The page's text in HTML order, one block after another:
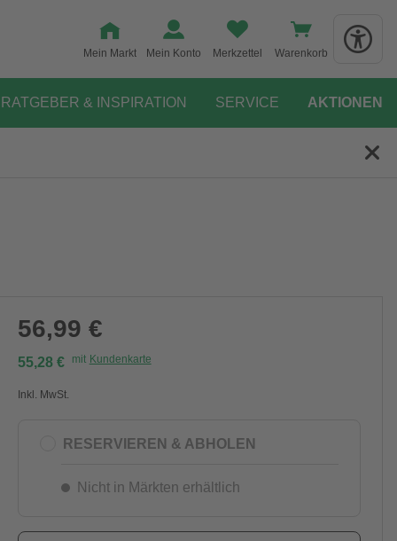
Mein Markt Mein Konto Merkzettel Warenkorb
RATGEBER & INSPIRATION SERVICE AKTIONEN
56,99 €
55,28 € mit Kundenkarte
Inkl. MwSt.
RESERVIEREN & ABHOLEN
Nicht in Märkten erhältlich